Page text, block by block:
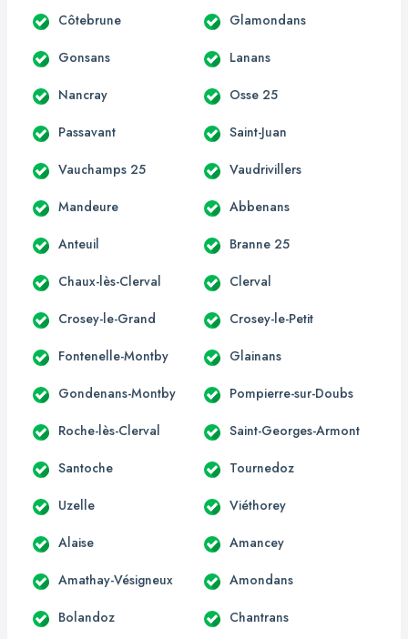
Côtebrune Glamondans
Gonsans Lanans
Nancray Osse 25
Passavant Saint-Juan
Vauchamps 25 Vaudrivillers
Mandeure Abbenans
Anteuil Branne 25
Chaux-lès-Clerval Clerval
Crosey-le-Grand Crosey-le-Petit
Fontenelle-Montby Glainans
Gondenans-Montby Pompierre-sur-Doubs
Roche-lès-Clerval Saint-Georges-Armont
Santoche Tournedoz
Uzelle Viéthorey
Alaise Amancey
Amathay-Vésigneux Amondans
Bolandoz Chantrans